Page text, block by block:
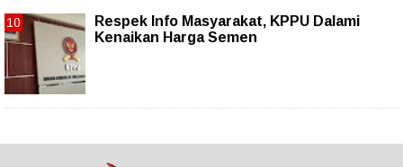
Respek Info Masyarakat, KPPU Dalami
Kenaikan Harga Semen